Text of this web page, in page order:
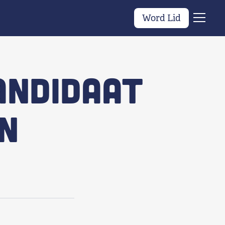
Word Lid Menu